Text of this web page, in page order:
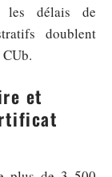
les délais de
doublent
et